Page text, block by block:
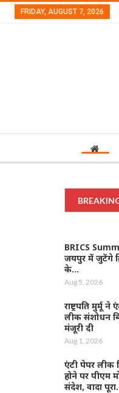
FRIDAY, AUGUST 7, 2026
BRICS
जयपुर में जुटेंगे
के…
Aug 5, 2026
राष्ट्रपति मुर्मू ने
लीक संशोधन
मंजूरी दी
Aug 1, 2026
एंटी पेपर लीक
होने पर पीएम
संदेश, वादा